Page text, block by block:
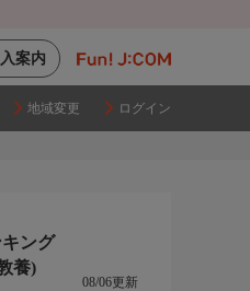
案内
地域変更 ログイン
ング
養)
08/06更新